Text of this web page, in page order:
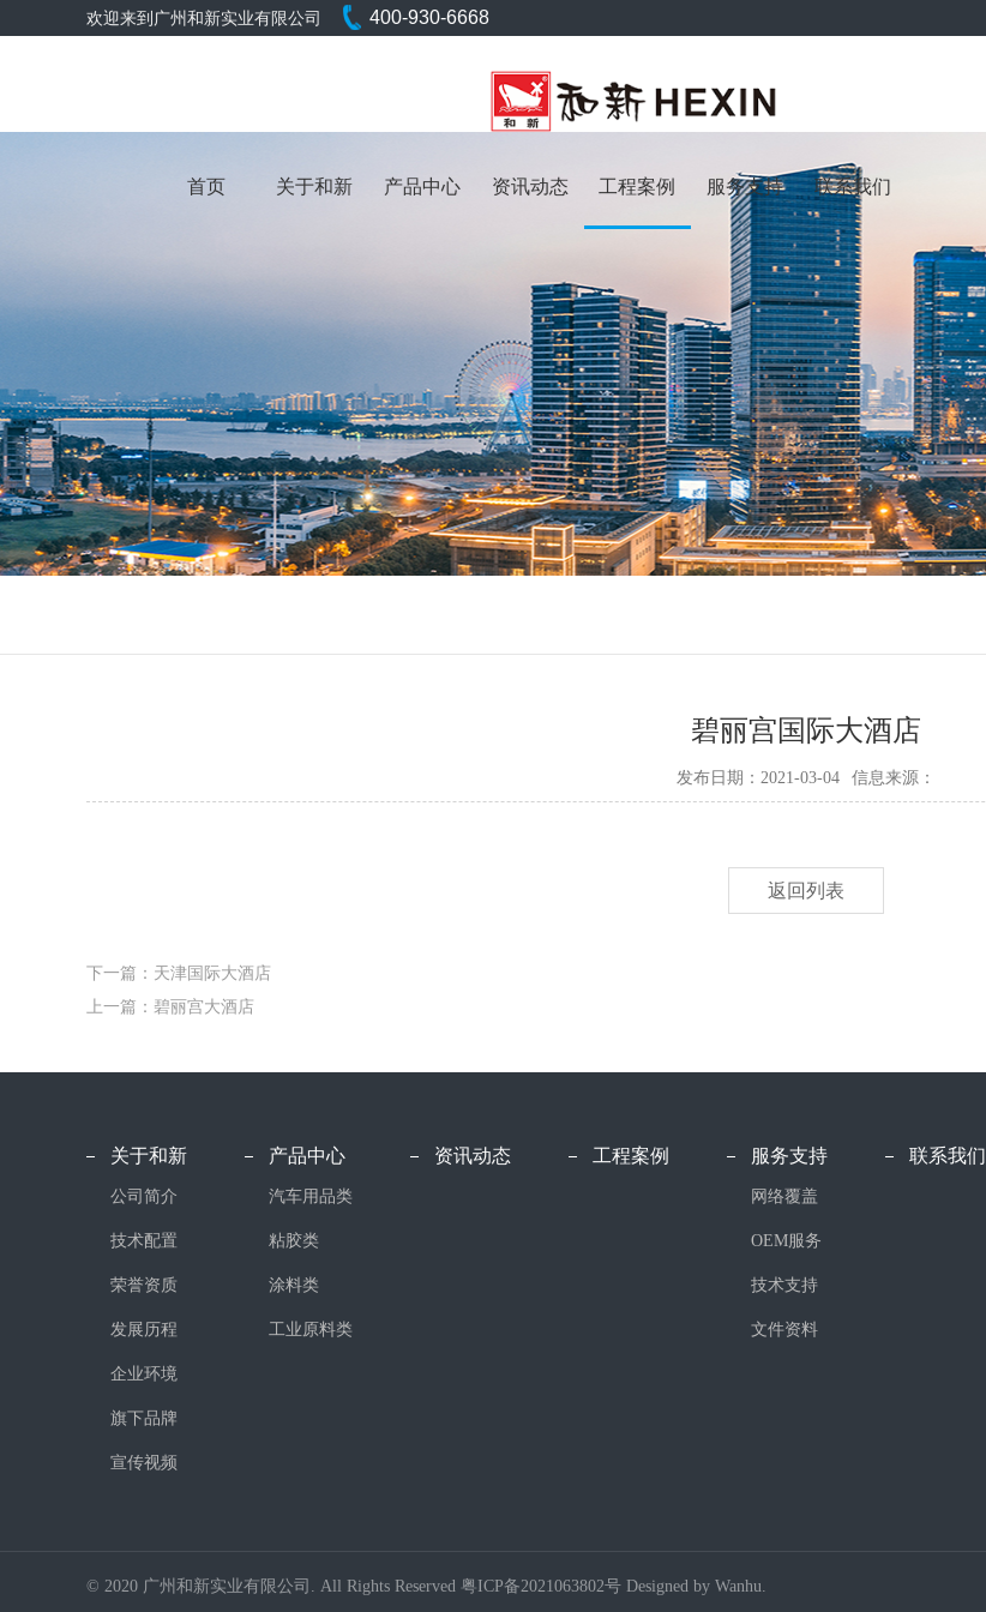
欢迎来到广州和新实业有限公司 400-930-6668
首页 关于和新 产品中心 资讯动态 工程案例 服务支持 联系我们
碧丽宫国际大酒店
发布日期：2021-03-04 信息来源：
返回列表
下一篇：天津国际大酒店
上一篇：碧丽宫大酒店
关于和新
公司简介
技术配置
荣誉资质
发展历程
企业环境
旗下品牌
宣传视频
产品中心
汽车用品类
粘胶类
涂料类
工业原料类
资讯动态 工程案例 服务支持
网络覆盖
OEM服务
技术支持
文件资料
联系我们
© 2020 广州和新实业有限公司. All Rights Reserved 粤ICP备2021063802号 Designed by Wanhu.